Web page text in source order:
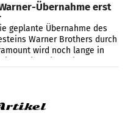
Übernahme erst
geplante Übernahme des
Warner Brothers durch
wird noch lange in